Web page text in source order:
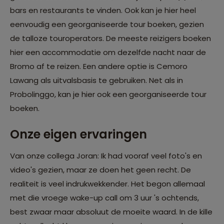
bars en restaurants te vinden. Ook kan je hier heel
eenvoudig een georganiseerde tour boeken, gezien
de talloze touroperators. De meeste reizigers boeken
hier een accommodatie om dezelfde nacht naar de
Bromo af te reizen. Een andere optie is Cemoro
Lawang als uitvalsbasis te gebruiken. Net als in
Probolinggo, kan je hier ook een georganiseerde tour
boeken.
Onze eigen ervaringen
Van onze collega Joran: Ik had vooraf veel foto's en
video's gezien, maar ze doen het geen recht. De
realiteit is veel indrukwekkender. Het begon allemaal
met die vroege wake-up call om 3 uur 's ochtends,
best zwaar maar absoluut de moeite waard. In de kille